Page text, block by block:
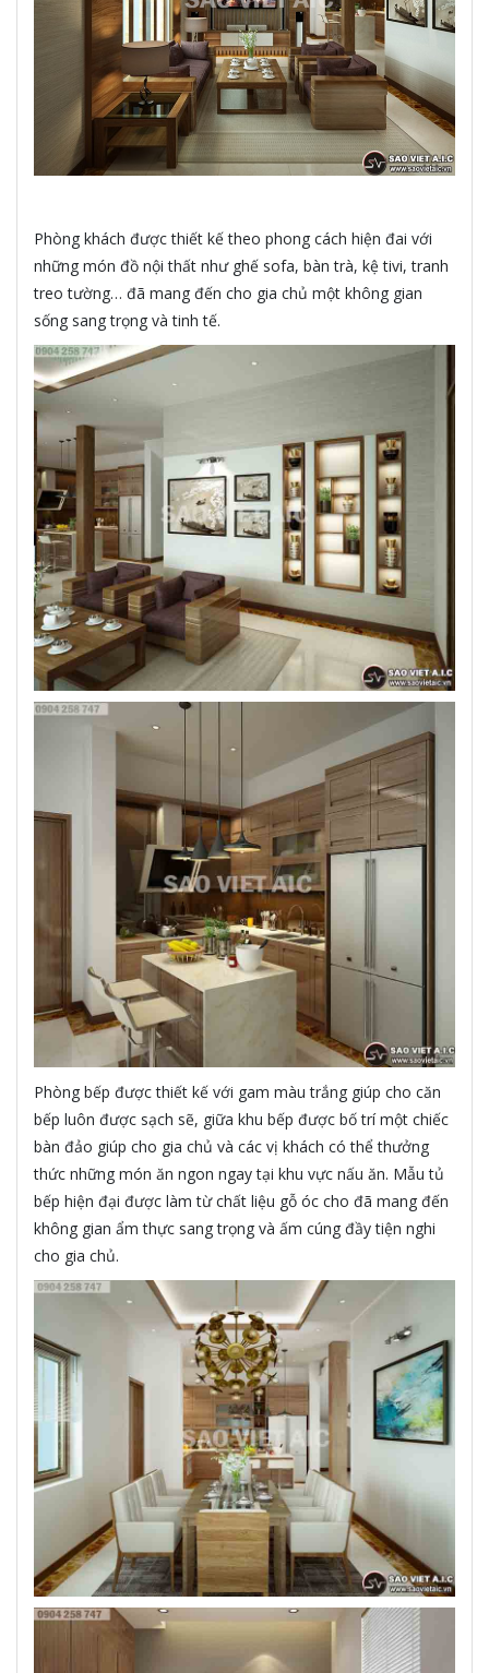
Phòng khách được thiết kế theo phong cách hiện đai với
những món đồ nội thất như ghế sofa, bàn trà, kệ tivi, tranh
treo tường… đã mang đến cho gia chủ một không gian
sống sang trọng và tinh tế.
Phòng bếp được thiết kế với gam màu trắng giúp cho căn
bếp luôn được sạch sẽ, giữa khu bếp được bố trí một chiếc
bàn đảo giúp cho gia chủ và các vị khách có thể thưởng
thức những món ăn ngon ngay tại khu vực nấu ăn. Mẫu tủ
bếp hiện đại được làm từ chất liệu gỗ óc cho đã mang đến
không gian ẩm thực sang trọng và ấm cúng đầy tiện nghi
cho gia chủ.